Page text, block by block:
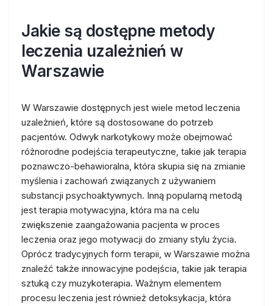
Jakie są dostępne metody
leczenia uzależnień w
Warszawie
W Warszawie dostępnych jest wiele metod leczenia
uzależnień, które są dostosowane do potrzeb
pacjentów. Odwyk narkotykowy może obejmować
różnorodne podejścia terapeutyczne, takie jak terapia
poznawczo-behawioralna, która skupia się na zmianie
myślenia i zachowań związanych z używaniem
substancji psychoaktywnych. Inną popularną metodą
jest terapia motywacyjna, która ma na celu
zwiększenie zaangażowania pacjenta w proces
leczenia oraz jego motywacji do zmiany stylu życia.
Oprócz tradycyjnych form terapii, w Warszawie można
znaleźć także innowacyjne podejścia, takie jak terapia
sztuką czy muzykoterapia. Ważnym elementem
procesu leczenia jest również detoksykacja, która